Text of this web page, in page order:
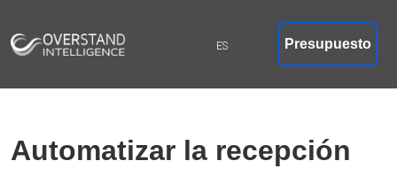
Presupuesto
Automatizar la recepción